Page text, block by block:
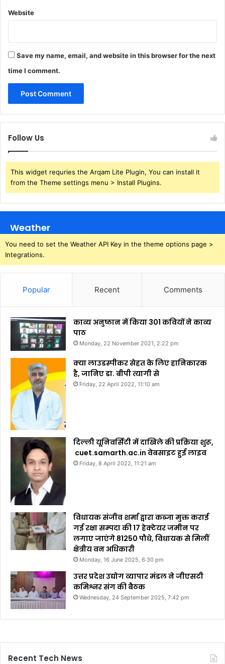
Website
Save my name, email, and website in this browser for the next
time I comment.
Follow Us
This widget requries the Arqam Lite Plugin, You can install it
from the Theme settings menu > Install Plugins.
Weather
You need to set the Weather API Key in the theme options page >
Integrations.
Popular Recent Comments
काव्य अनुष्ठान में किया 301 कवियों ने काव्य
पाठ
Monday, 22 November 2021, 2:22 pm
क्या लाउडस्पीकर सेहत के लिए हानिकारक
है, जानिए डा. बीपी त्यागी से
Friday, 22 April 2022, 11:10 am
दिल्ली यूनिवर्सिटी में दाखिले की प्रक्रिया शुरू,
cuet.samarth.ac.in वेबसाइट हुई लाइव
Friday, 8 April 2022, 11:21 am
विधायक संजीव शर्मा द्वारा कब्जा मुक्त कराई
गई रक्षा सम्पदा की 17 हेक्टेयर जमीन पर
लगाए जाएंगे 81250 पौधे, विधायक से मिलीं
क्षेत्रीय वन अधिकारी
Monday, 16 June 2025, 6:30 pm
उत्तर प्रदेश उद्योग व्यापार मंडल ने जीएसटी
कमिश्नर संग की बैठक
Wednesday, 24 September 2025, 7:42 pm
Recent Tech News